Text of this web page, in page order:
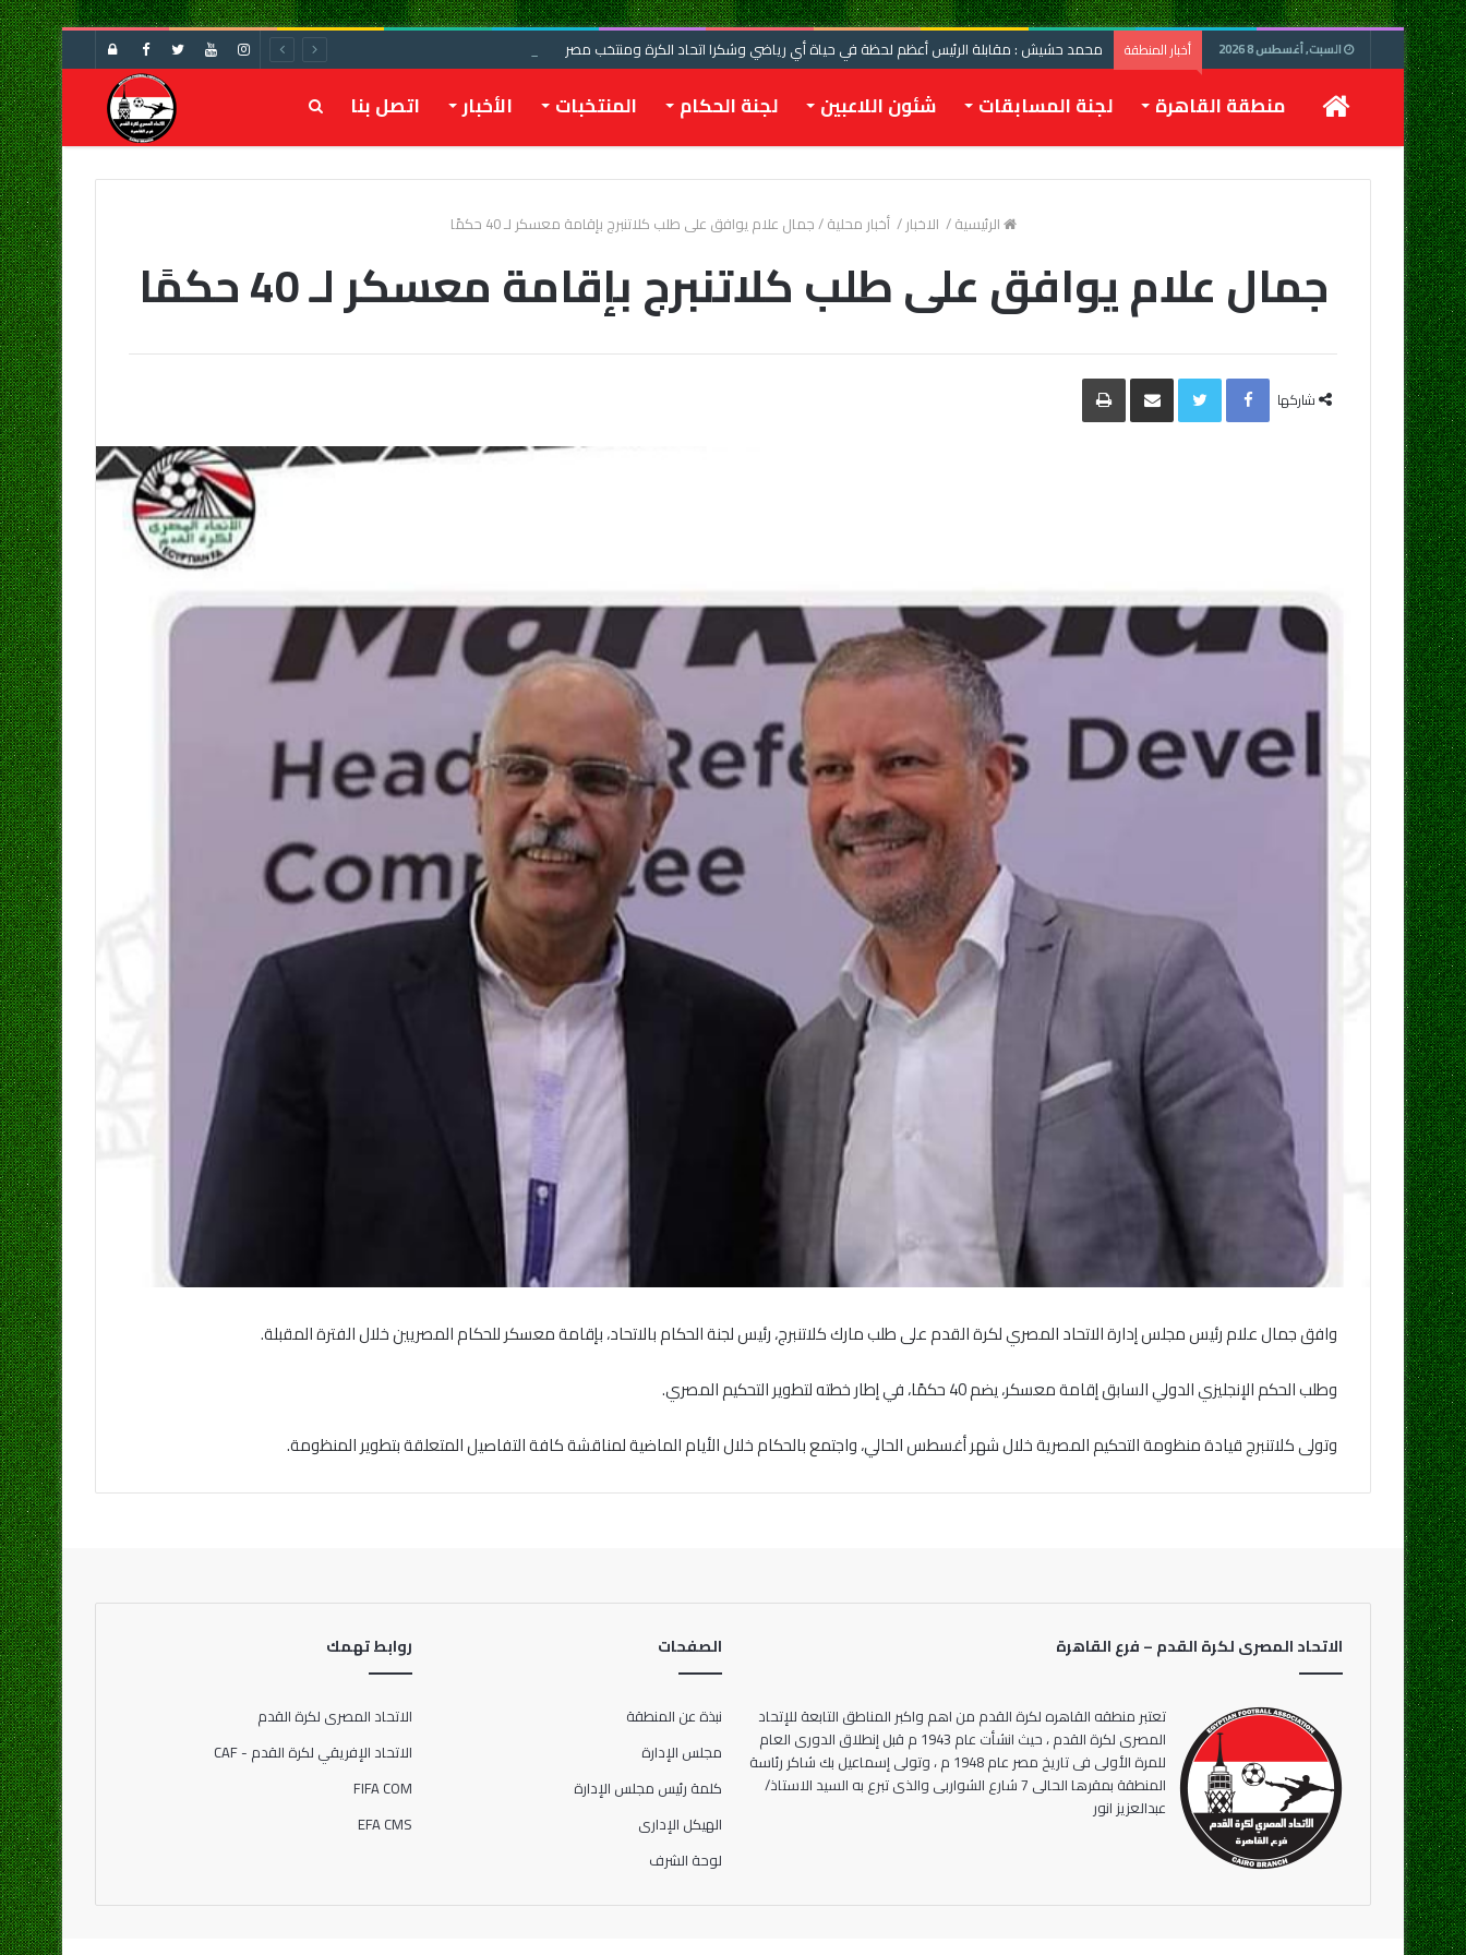
السبت, أغسطس 8 2026 أخبار المنطقة محمد حشيش : مقابلة الرئيس أعظم لحظة في حياة أي رياضي وشكرا اتحاد الكرة ومنتخب مصر
تسجيل
الرئيسيةمنطقة القاهرة لجنة المسابقات شئون اللاعبين لجنة الحكام المنتخبات الأخبار اتصل بنا بحث
عن
الرئيسية/ الاخبار/ أخبار محلية/جمال علام يوافق على طلب كلاتنبرج بإقامة معسكر لـ 40 حكمًا
جمال علام يوافق على طلب كلاتنبرج بإقامة معسكر لـ 40 حكمًا
شاركها
Facebook
Twitter مشاركة
البريد
طباعة
وافق جمال علام رئيس مجلس إدارة الاتحاد المصري لكرة القدم على طلب مارك كلاتنبرج، رئيس لجنة الحكام بالاتحاد، بإقامة معسكر للحكام المصريين خلال الفترة المقبلة.
وطلب الحكم الإنجليزي الدولي السابق إقامة معسكر، يضم 40 حكمًا، في إطار خطته لتطوير التحكيم المصري.
وتولى كلاتنبرج قيادة منظومة التحكيم المصرية خلال شهر أغسطس الحالي، واجتمع بالحكام خلال الأيام الماضية لمناقشة كافة التفاصيل المتعلقة بتطوير المنظومة.
الاتحاد المصرى لكرة القدم – فرع القاهرة
تعتبر منطقه القاهره لكرة القدم من اهم واكبر المناطق التابعة للإتحاد
المصرى لكرة القدم ، حيث انشأت عام 1943 م قبل إنطلاق الدورى العام
للمرة الأولى فى تاريخ مصر عام 1948 م ، وتولى إسماعيل بك شاكر رئاسة
المنطقة بمقرها الحالى 7 شارع الشواربى والذى تبرع به السيد الاستاذ/
عبدالعزيز انور
الصفحات
نبذة عن المنطقة
مجلس الإدارة
كلمة رئيس مجلس الإدارة
الهيكل الإدارى
لوحة الشرف
روابط تهمك
الاتحاد المصرى لكرة القدم
الاتحاد الإفريقي لكرة القدم - CAF
FIFA COM
EFA CMS